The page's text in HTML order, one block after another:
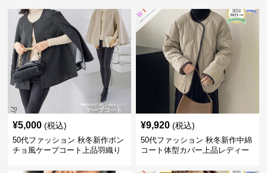
¥5,000 (税込)
50代ファッション 秋冬新作ポン
チョ風ケープコート上品羽織り
¥9,920 (税込)
50代ファッション 秋冬新作中綿
コート体型カバー上品レディー